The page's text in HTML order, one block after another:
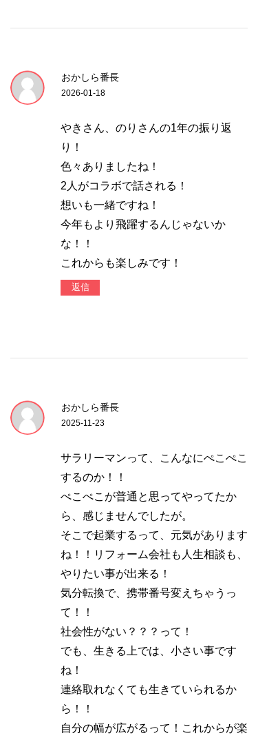
おかしら番長
2026-01-18
やきさん、のりさんの1年の振り返
り！
色々ありましたね！
2人がコラボで話される！
想いも一緒ですね！
今年もより飛躍するんじゃないか
な！！
これからも楽しみです！
返信
おかしら番長
2025-11-23
サラリーマンって、こんなにぺこぺこ
するのか！！
ぺこぺこが普通と思ってやってたか
ら、感じませんでしたが。
そこで起業するって、元気があります
ね！！リフォーム会社も人生相談も、
やりたい事が出来る！
気分転換で、携帯番号変えちゃうっ
て！！
社会性がない？？？って！
でも、生きる上では、小さい事です
ね！
連絡取れなくても生きていられるか
ら！！
自分の幅が広がるって！これからが楽